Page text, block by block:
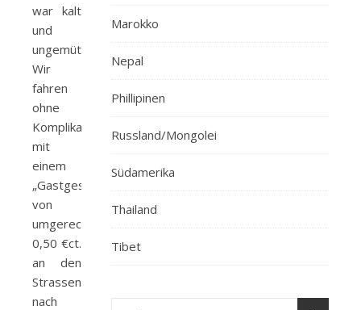
war kalt
und
ungemütlich.
Wir
fahren
ohne
Komplikationen,
mit
einem
„Gastgeschenk“
von
umgerechnet
0,50 €ct.
an den
Strassenmautposten,
nach
Marokko
Nepal
Phillipinen
Russland/Mongolei
Südamerika
Thailand
Tibet